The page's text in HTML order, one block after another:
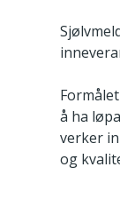
å ha
verker
og